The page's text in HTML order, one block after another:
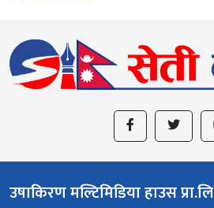
उषाकिरण मल्टिमिडिया हाउस प्रा.लि